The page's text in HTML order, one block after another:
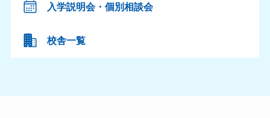
入学説明会・個別相談会
校舎一覧